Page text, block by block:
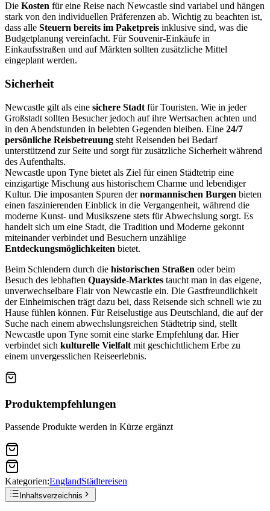
Die Kosten für eine Reise nach Newcastle sind variabel und hängen
stark von den individuellen Präferenzen ab. Wichtig zu beachten ist,
dass alle Steuern bereits im Paketpreis inklusive sind, was die
Budgetplanung vereinfacht. Für Souvenir-Einkäufe in
Einkaufsstraßen und auf Märkten sollten zusätzliche Mittel
eingeplant werden.
Sicherheit
Newcastle gilt als eine sichere Stadt für Touristen. Wie in jeder
Großstadt sollten Besucher jedoch auf ihre Wertsachen achten und
in den Abendstunden in belebten Gegenden bleiben. Eine 24/7
persönliche Reisbetreuung steht Reisenden bei Bedarf
unterstützend zur Seite und sorgt für zusätzliche Sicherheit während
des Aufenthalts.
Newcastle upon Tyne bietet als Ziel für einen Städtetrip eine
einzigartige Mischung aus historischem Charme und lebendiger
Kultur. Die imposanten Spuren dernormannischen Burgen bieten
einen faszinierenden Einblick in die Vergangenheit, während die
moderne Kunst- und Musikszene stets für Abwechslung sorgt. Es
handelt sich um eine Stadt, die Tradition und Moderne gekonnt
miteinander verbindet und Besuchern unzählige
Entdeckungsmöglichkeiten bietet.
Beim Schlendern durch die historischen Straßen oder beim
Besuch des lebhaften Quayside-Marktes taucht man in das eigene,
unverwechselbare Flair von Newcastle ein. Die Gastfreundlichkeit
der Einheimischen trägt dazu bei, dass Reisende sich schnell wie zu
Hause fühlen können. Für Reiselustige aus Deutschland, die auf der
Suche nach einem abwechslungsreichen Städtetrip sind, stellt
Newcastle upon Tyne somit eine starke Empfehlung dar. Hier
verbindet sich kulturelle Vielfalt mit geschichtlichem Erbe zu
einem unvergesslichen Reiseerlebnis.
Produktempfehlungen
Passende Produkte werden in Kürze ergänzt
Kategorien:EnglandStädtereisen
Inhaltsverzeichnis